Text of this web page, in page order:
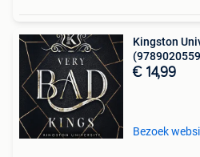
Kingston
€ 14,99
Bezoek